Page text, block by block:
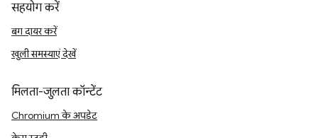
सहयोग करें
बग दायर करें
खुली समस्याएं देखें
मिलता-जुलता कॉन्टेंट
Chromium के अपडेट